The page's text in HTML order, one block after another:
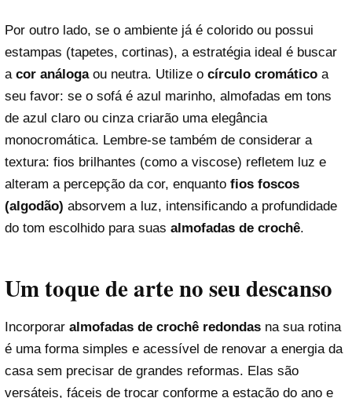
Por outro lado, se o ambiente já é colorido ou possui
estampas (tapetes, cortinas), a estratégia ideal é buscar
a cor análogaou neutra. Utilize o círculo cromático a
seu favor: se o sofá é azul marinho, almofadas em tons
de azul claro ou cinza criarão uma elegância
monocromática. Lembre-se também de considerar a
textura: fios brilhantes (como a viscose) refletem luz e
alteram a percepção da cor, enquanto fios foscos
(algodão) absorvem a luz, intensificando a profundidade
do tom escolhido para suas almofadas de crochê.
Um toque de arte no seu descanso
Incorporar almofadas de crochê redondas na sua rotina
é uma forma simples e acessível de renovar a energia da
casa sem precisar de grandes reformas. Elas são
versáteis, fáceis de trocar conforme a estação do ano e